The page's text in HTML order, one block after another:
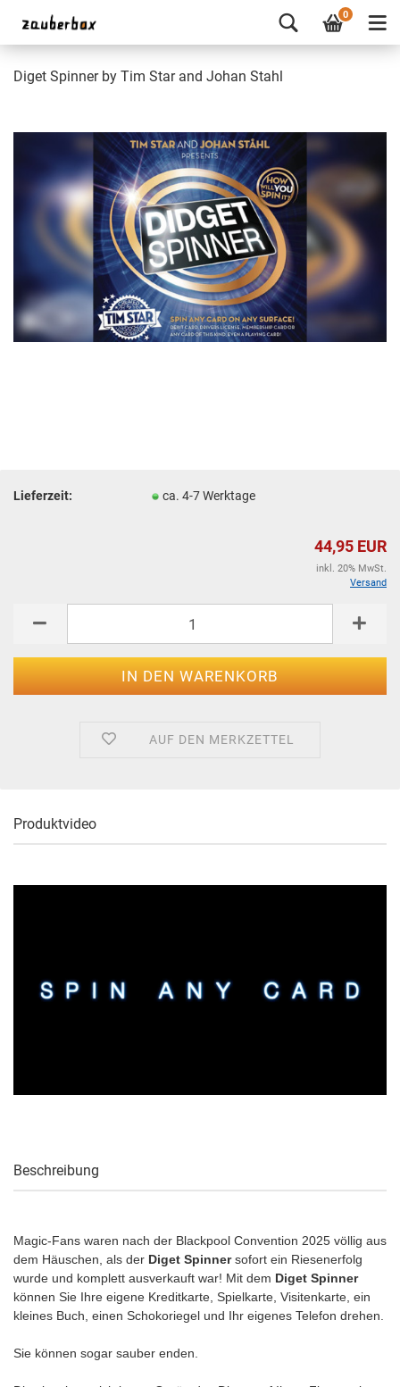
0
Diget Spinner by Tim Star and Johan Stahl
Lieferzeit: ca. 4-7 Werktage
44,95 EUR
inkl. 20% MwSt.
Versand
AUF DEN MERKZETTEL
Produktvideo
Beschreibung
Magic-Fans waren nach der Blackpool Convention 2025 völlig aus
dem Häuschen, als der Diget Spinnersofort ein Riesenerfolg
wurde und komplett ausverkauft war! Mit dem Diget Spinner
können Sie Ihre eigene Kreditkarte, Spielkarte, Visitenkarte, ein
kleines Buch, einen Schokoriegel und Ihr eigenes Telefon drehen.
Sie können sogar sauber enden.